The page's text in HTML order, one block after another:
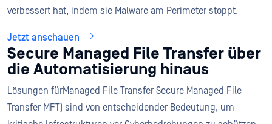
verbessert hat, indem sie Malware am Perimeter stoppt.
Jetzt anschauen
Secure Managed File Transfer über
die Automatisierung hinaus
Lösungen fürManaged File Transfer Secure Managed File
Transfer MFT) sind von entscheidender Bedeutung, um